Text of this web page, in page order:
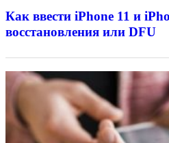
Как ввести iPhone 11 и
восстановления или DFU